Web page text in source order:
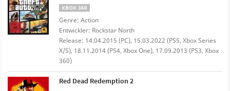
XBOX 360
Genre: Action
Entwickler: Rockstar North
Release: 14.04.2015 (PC), 15.03.2022 (PS5, Xbox Series
X/S), 18.11.2014 (PS4, Xbox One), 17.09.2013 (PS3, Xbox
360)
Red Dead Redemption 2